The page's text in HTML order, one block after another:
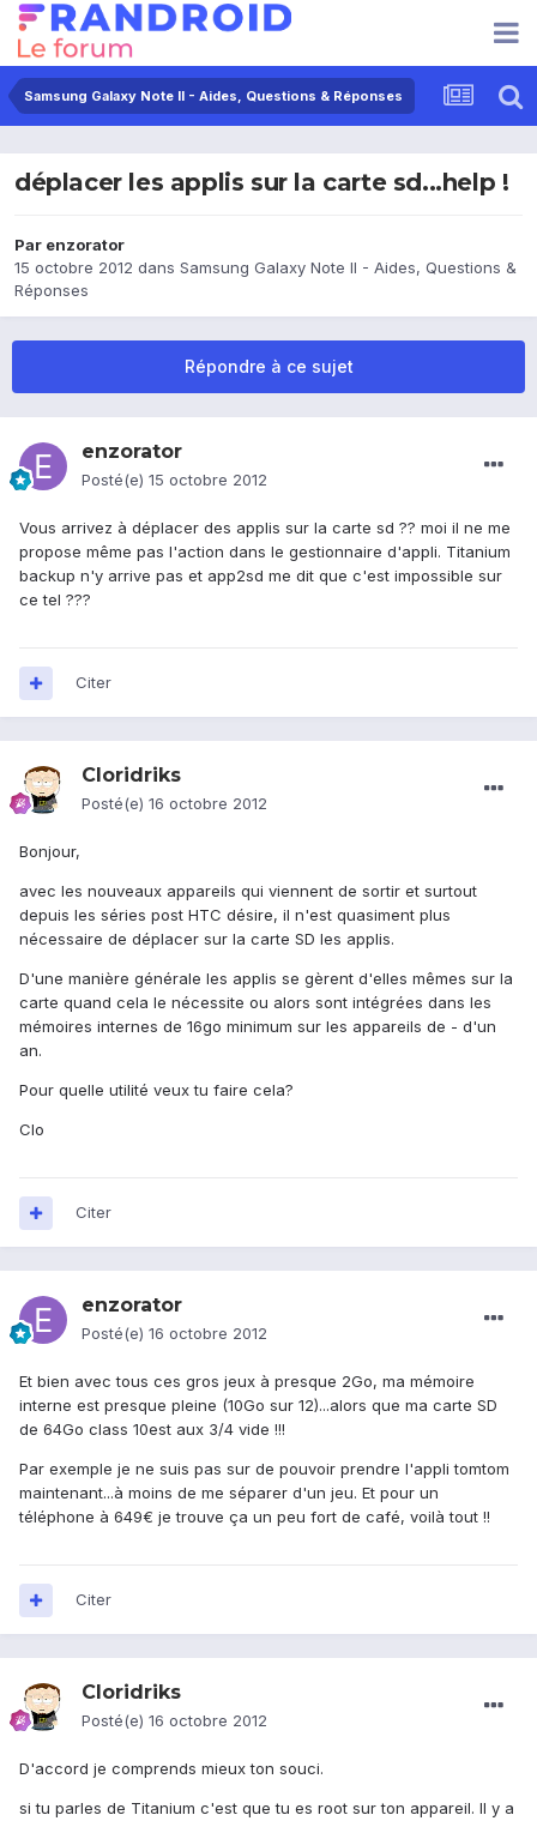
Samsung Galaxy Note II - Aides, Questions & Réponses
déplacer les applis sur la carte sd...help !
Par enzorator
15 octobre 2012 dans Samsung Galaxy Note II - Aides, Questions &
Réponses
Répondre à ce sujet
enzorator
Posté(e) 15 octobre 2012
Vous arrivez à déplacer des applis sur la carte sd ?? moi il ne me
propose même pas l'action dans le gestionnaire d'appli. Titanium
backup n'y arrive pas et app2sd me dit que c'est impossible sur
ce tel ???
Citer
Cloridriks
Posté(e) 16 octobre 2012
Bonjour,
avec les nouveaux appareils qui viennent de sortir et surtout
depuis les séries post HTC désire, il n'est quasiment plus
nécessaire de déplacer sur la carte SD les applis.
D'une manière générale les applis se gèrent d'elles mêmes sur la
carte quand cela le nécessite ou alors sont intégrées dans les
mémoires internes de 16go minimum sur les appareils de - d'un
an.
Pour quelle utilité veux tu faire cela?
Clo
Citer
enzorator
Posté(e) 16 octobre 2012
Et bien avec tous ces gros jeux à presque 2Go, ma mémoire
interne est presque pleine (10Go sur 12)...alors que ma carte SD
de 64Go class 10est aux 3/4 vide !!!
Par exemple je ne suis pas sur de pouvoir prendre l'appli tomtom
maintenant...à moins de me séparer d'un jeu. Et pour un
téléphone à 649€ je trouve ça un peu fort de café, voilà tout !!
Citer
Cloridriks
Posté(e) 16 octobre 2012
D'accord je comprends mieux ton souci.
si tu parles de Titanium c'est que tu es root sur ton appareil. Il y a